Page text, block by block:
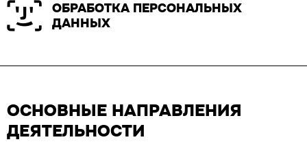
ОБРАБОТКА ПЕРСОНАЛЬНЫХ
ДАННЫХ
ОСНОВНЫЕ НАПРАВЛЕНИЯ
ДЕЯТЕЛЬНОСТИ